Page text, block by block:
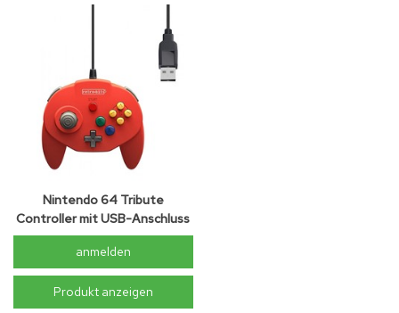
Nintendo 64 Tribute
Controller mit USB-Anschluss
- Rot
anmelden
Produkt anzeigen